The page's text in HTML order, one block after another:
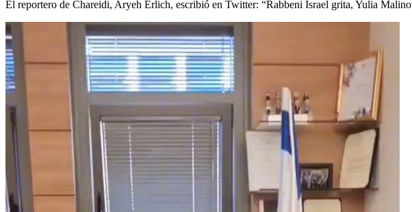
El reportero de Chareidi, Aryeh Erlich, escribió en Twitter: “Rabbeni Israel grita, Yulia